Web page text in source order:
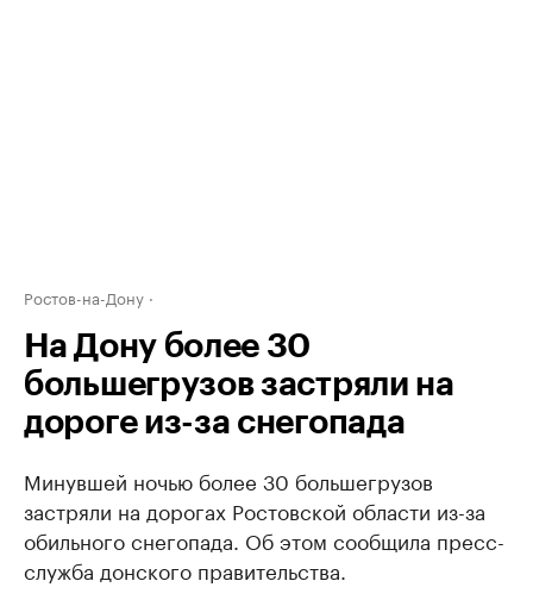
Ростов-на-Дону
На Дону более 30
большегрузов застряли на
дороге из-за снегопада
Минувшей ночью более 30 большегрузов
застряли на дорогах Ростовской области из-за
обильного снегопада. Об этом сообщила пресс-
служба донского правительства.